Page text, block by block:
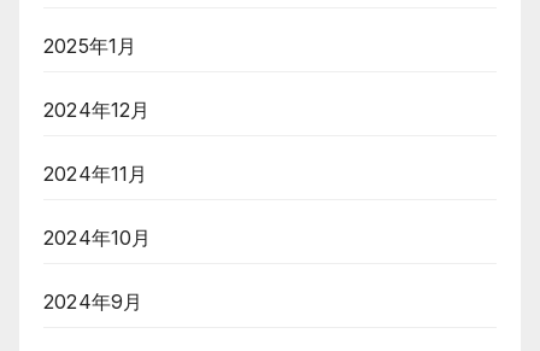
2025年1月
2024年12月
2024年11月
2024年10月
2024年9月